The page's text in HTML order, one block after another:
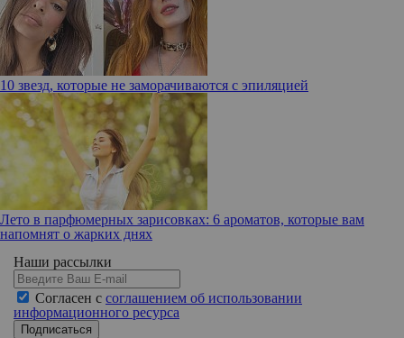
10 звезд, которые не заморачиваются с эпиляцией
Лето в парфюмерных зарисовках: 6 ароматов, которые вам
напомнят о жарких днях
Наши рассылки
Согласен с соглашением об использовании
информационного ресурса
Подписаться